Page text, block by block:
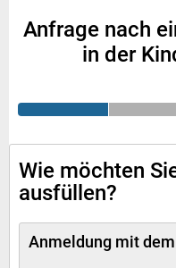
Anfrage nach
in der
Wie möchten
ausfüllen?
Anmeldung mit